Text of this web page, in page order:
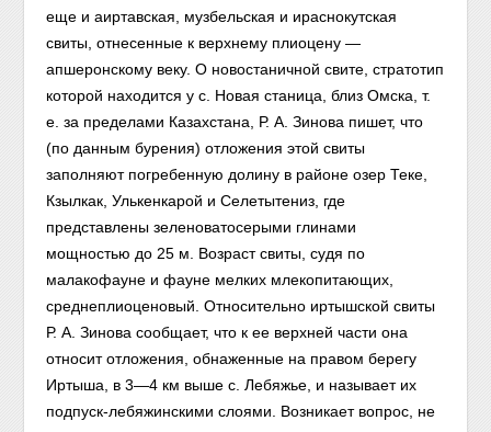
еще и аиртавская, музбельская и ираснокутская
свиты, отнесенные к верхнему плиоцену —
апшеронскому веку. О новостаничной свите, стратотип
которой находится у с. Новая станица, близ Омска, т.
е. за пределами Казахстана, Р. А. Зинова пишет, что
(по данным бурения) отложения этой свиты
заполняют погребенную долину в районе озер Теке,
Кзылкак, Улькенкарой и Селетытениз, где
представлены зеленоватосерыми глинами
мощностью до 25 м. Возраст свиты, судя по
малакофауне и фауне мелких млекопитающих,
среднеплиоценовый. Относительно иртышской свиты
Р. А. Зинова сообщает, что к ее верхней части она
относит отложения, обнаженные на правом берегу
Иртыша, в 3—4 км выше с. Лебяжье, и называет их
подпуск-лебяжинскими слоями. Возникает вопрос, не